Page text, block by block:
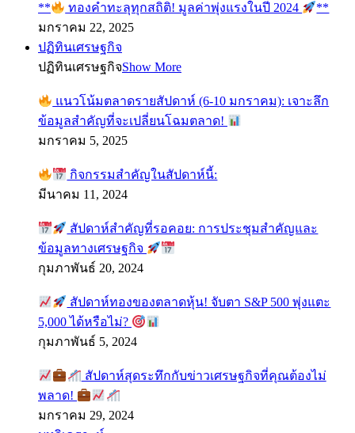
** ทองคำทะลุทุกสถิติ! มูลค่าพุ่งแรงในปี 2024
**
มกราคม 22, 2025
ปฏิทินเศรษฐกิจ
ปฏิทินเศรษฐกิจShow More
แนวโน้มตลาดรายสัปดาห์ (6-10 มกราคม): เจาะลึก
ข้อมูลสำคัญที่จะเปลี่ยนโฉมตลาด!
มกราคม 5, 2025
กิจกรรมสำคัญในสัปดาห์นี้:
มีนาคม 11, 2024
สัปดาห์สำคัญที่รอคอย: การประชุมสำคัญและ
ข้อมูลทางเศรษฐกิจ
กุมภาพันธ์ 20, 2024
สัปดาห์ทองของตลาดหุ้น! จับตา S&P 500 พุ่งแตะ
5,000 ได้หรือไม่?
กุมภาพันธ์ 5, 2024
สัปดาห์สุดระทึกกับข่าวเศรษฐกิจที่คุณต้องไม่
พลาด!
มกราคม 29, 2024